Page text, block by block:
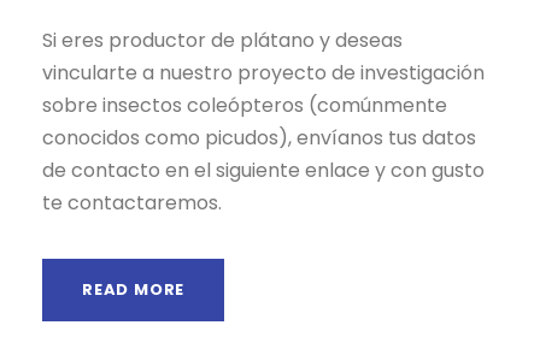
Si eres productor de plátano y deseas
vincularte a nuestro proyecto de investigación
sobre insectos coleópteros (comúnmente
conocidos como picudos), envíanos tus datos
de contacto en el siguiente enlace y con gusto
te contactaremos.
READ MORE